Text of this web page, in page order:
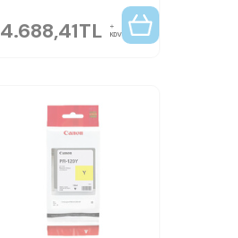
4.688,41TL KDV